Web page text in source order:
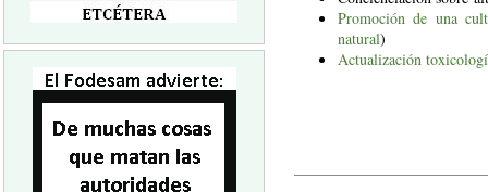
Promoción de una
natural)
Actualización